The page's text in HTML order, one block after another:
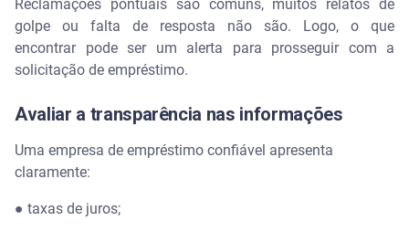
Reclamações pontuais são comuns, muitos relatos de
golpe ou falta de resposta não são. Logo, o que
encontrar pode ser um alerta para prosseguir com a
solicitação de empréstimo.
Avaliar a transparência nas informações
Uma empresa de empréstimo confiável apresenta
claramente:
● taxas de juros;